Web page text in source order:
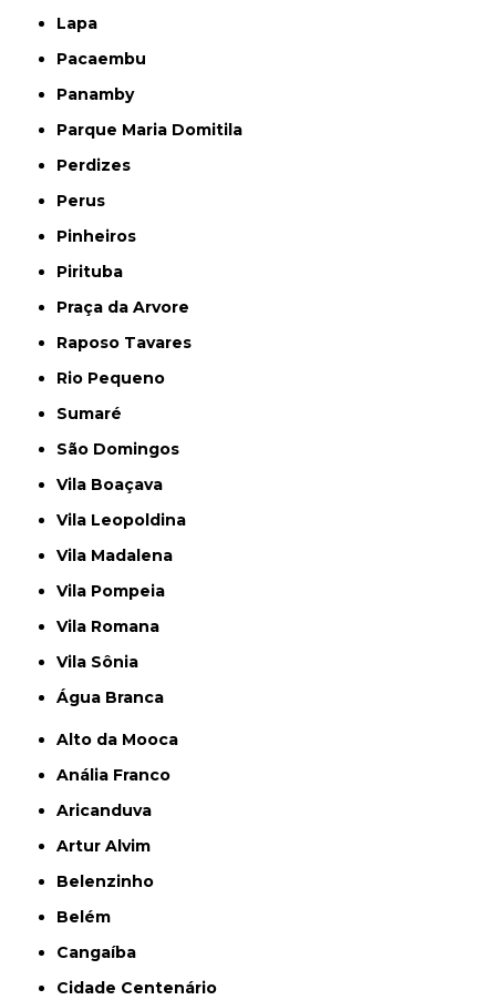
Lapa
Pacaembu
Panamby
Parque Maria Domitila
Perdizes
Perus
Pinheiros
Pirituba
Praça da Arvore
Raposo Tavares
Rio Pequeno
Sumaré
São Domingos
Vila Boaçava
Vila Leopoldina
Vila Madalena
Vila Pompeia
Vila Romana
Vila Sônia
Água Branca
Alto da Mooca
Anália Franco
Aricanduva
Artur Alvim
Belenzinho
Belém
Cangaíba
Cidade Centenário